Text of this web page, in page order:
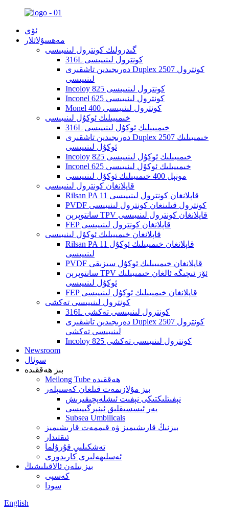
ئۆي
مەھسۇلاتلار
گىدرولىك كونترول لىنىيىسى
316L كونترول لىنىيىسى
دەرىجىدىن تاشقىرى Duplex 2507 كونترول
لىنىيىسى
Incoloy 825 كونترول لىنىيىسى
Inconel 625 كونترول لىنىيىسى
Monel 400 كونترول لىنىيىسى
خىمىيىلىك ئوكۇل لىنىيىسى
316L خىمىيىلىك ئوكۇل لىنىيىسى
دەرىجىدىن تاشقىرى Duplex 2507 خىمىيىلىك
ئوكۇل لىنىيىسى
Incoloy 825 خىمىيىلىك ئوكۇل لىنىيىسى
Inconel 625 خىمىيىلىك ئوكۇل لىنىيىسى
مونېل 400 خىمىيىلىك ئوكۇل لىنىيىسى
قاپلانغان كونترول لىنىيىسى
Rilsan PA 11 قاپلانغان كونترول لىنىيىسى
PVDF كونترول قىلىنغان كونترول لىنىيىسى
سانتوپرېن TPV قاپلانغان كونترول لىنىيىسى
FEP قاپلانغان كونترول لىنىيىسى
قاپلانغان خىمىيىلىك ئوكۇل لىنىيىسى
Rilsan PA 11 قاپلانغان خىمىيىلىك ئوكۇل
لىنىيىسى
PVDF قاپلانغان خىمىيىلىك ئوكۇل سىزىقى
سانتوپرېن TPV ئۆز ئىچىگە ئالغان خىمىيىلىك
ئوكۇل لىنىيىسى
FEP قاپلانغان خىمىيىلىك ئوكۇل لىنىيىسى
كونترول لىنىيىسى تەكشى
316L كونترول لىنىيىسى تەكشى
دەرىجىدىن تاشقىرى Duplex 2507 كونترول
لىنىيىسى تەكشى
Incoloy 825 كونترول لىنىيىسى تەكشى
Newsroom
سوئال
بىز ھەققىدە
Meilong Tube ھەققىدە
بىز مۇلازىمەت قىلغان كەسىپلەر
نېفىتلىكتىكى نېفىت ئىشلەپچىقىرىش
يەر ئىسسىقلىق ئېنېرگىيىسى
Subsea Umbilicals
بىزنىڭ قارىشىمىز ۋە قىممەت قارىشىمىز
ئىقتىدار
تەشكىلىي قۇرۇلما
ئەسلىھەلىرى كارىدورى
بىز بىلەن ئالاقىلىشىڭ
كەسپى
سودا
English